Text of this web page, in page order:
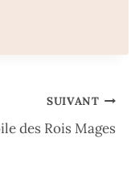
SUIVANT
des Rois Mages